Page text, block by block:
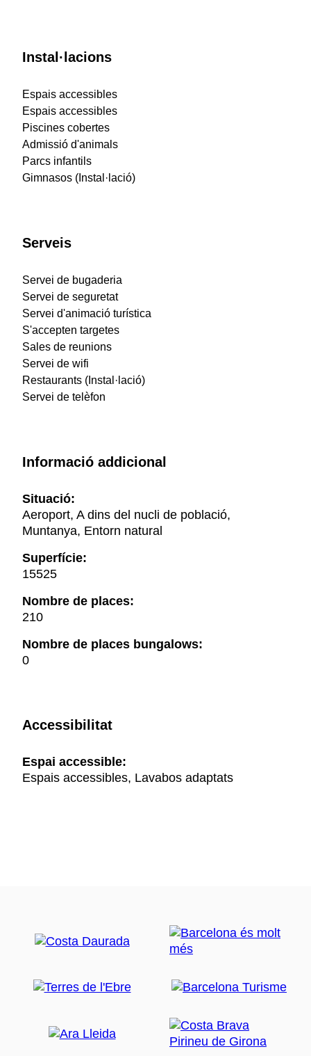
Instal·lacions
Espais accessibles
Espais accessibles
Piscines cobertes
Admissió d'animals
Parcs infantils
Gimnasos (Instal·lació)
Serveis
Servei de bugaderia
Servei de seguretat
Servei d'animació turística
S'accepten targetes
Sales de reunions
Servei de wifi
Restaurants (Instal·lació)
Servei de telèfon
Informació addicional
Situació:
Aeroport, A dins del nucli de població,
Muntanya, Entorn natural
Superfície:
15525
Nombre de places:
210
Nombre de places bungalows:
0
Accessibilitat
Espai accessible:
Espais accessibles, Lavabos adaptats